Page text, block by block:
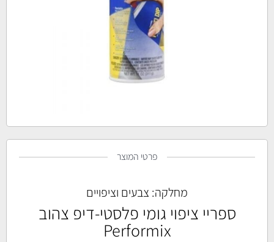
פרטי המוצר
מחלקה: צבעים וציפויים
ספריי ציפוי גומי פלסטי-דיפ צהוב
Performix